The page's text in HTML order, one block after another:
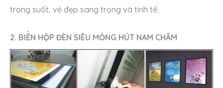
trong suốt, vẻ đẹp sang trọng và tinh tế.
2. BIỂN HỘP ĐÈN SIÊU MỎNG HÚT NAM CHÂM